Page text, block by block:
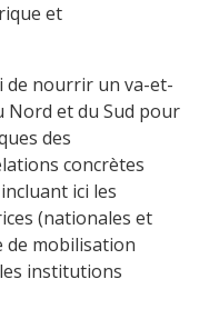
et
de nourrir un va-et-
et du Sud pour
des
concrètes
ici les
(nationales et
mobilisation
institutions